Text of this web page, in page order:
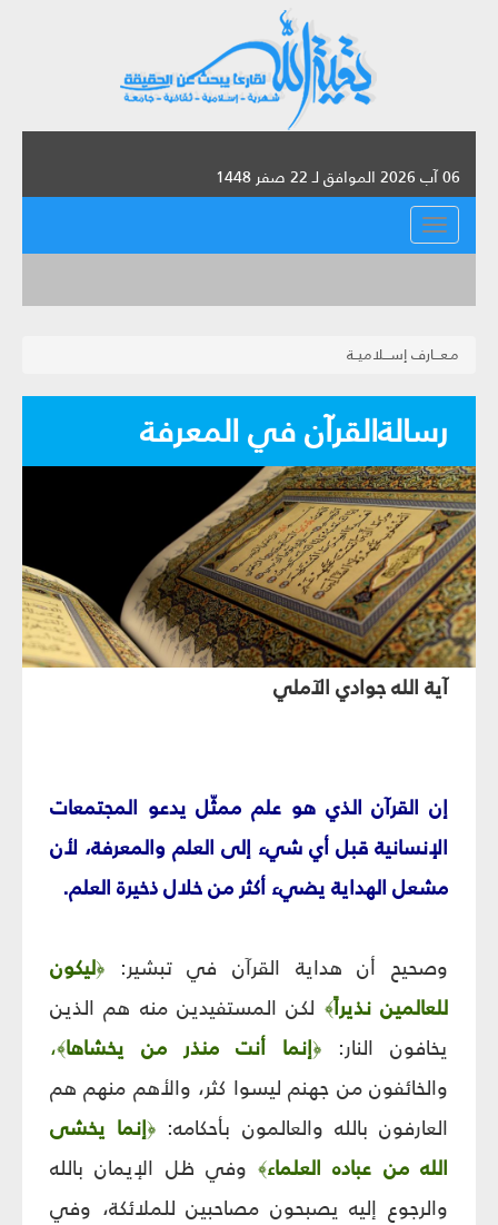
06 آب 2026 الموافق لـ 22 صفر 1448
القائمة
مـعـــارف إســـلاميــة
رسالةالقرآن في المعرفة
آية الله جوادي الآملي
إن القرآن الذي هو علم ممثّل يدعو المجتمعات
الإنسانية قبل أي شيء إلى العلم والمعرفة، لأن
مشعل الهداية يضيء أكثر من خلال ذخيرة العلم.
وصحيح أن هداية القرآن في تبشير: ﴿ليكون
للعالمين نذيراً﴾ لكن المستفيدين منه هم الذين
يخافون النار:
﴿إنما أنت منذر من يخشاها﴾،
والخائفون من جهنم ليسوا كثر، والأهم منهم هم
العارفون بالله والعالمون بأحكامه: ﴿إنما يخشى
الله من عباده العلماء﴾ وفي ظل الإيمان بالله
والرجوع إليه يصبحون مصاحبين للملائكة، وفي